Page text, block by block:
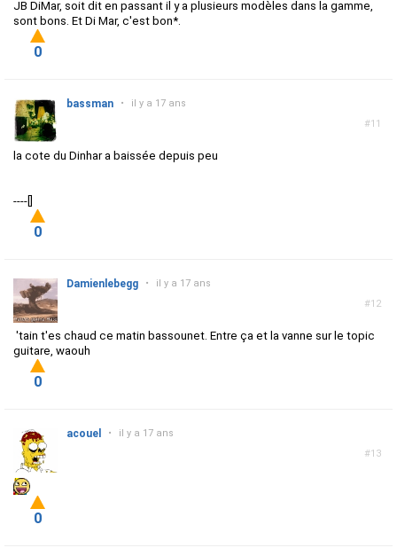
JB DiMar, soit dit en passant il y a plusieurs modèles dans la gamme,
sont bons. Et Di Mar, c'est bon*.
0
#11
bassman • il y a 17 ans
la cote du Dinhar a baissée depuis peu
----[]
0
#12
Damienlebegg • il y a 17 ans
'tain t'es chaud ce matin bassounet. Entre ça et la vanne sur le topic
guitare, waouh
0
#13
acouel • il y a 17 ans
0